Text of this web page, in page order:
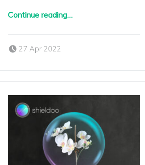
Continue reading“Napsali o nás: Jak na migraci rozsáhlých cloudových řešení? Inspirujte se vítězným projektem Microsoft Awards”
…
27 Apr 2022